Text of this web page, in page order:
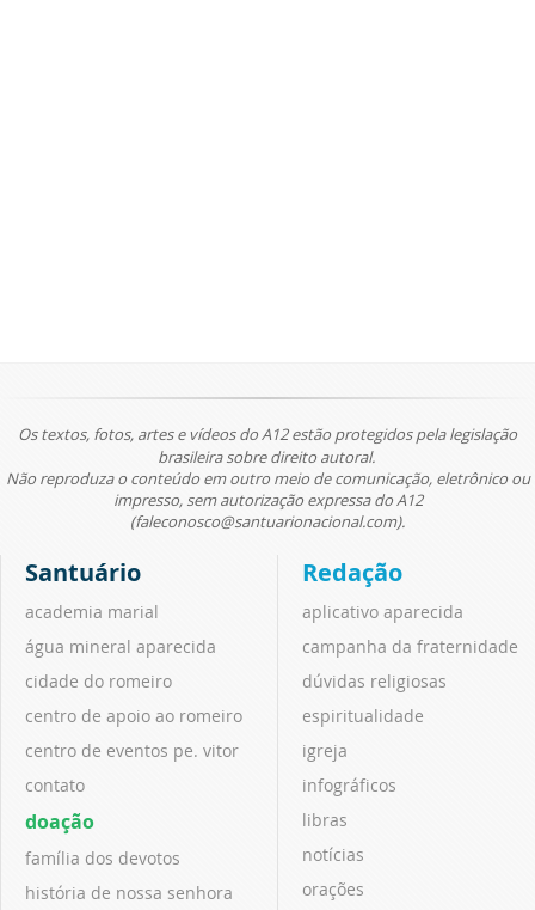
Os textos, fotos, artes e vídeos do A12 estão protegidos pela legislação
brasileira sobre direito autoral.
Não reproduza o conteúdo em outro meio de comunicação, eletrônico ou
impresso, sem autorização expressa do A12
(faleconosco@santuarionacional.com).
Santuário
academia marial
água mineral aparecida
cidade do romeiro
centro de apoio ao romeiro
centro de eventos pe. vitor
contato
doação
família dos devotos
história de nossa senhora
Redação
aplicativo aparecida
campanha da fraternidade
dúvidas religiosas
espiritualidade
igreja
infográficos
libras
notícias
orações